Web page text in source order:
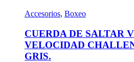
Accesorios, Boxeo
CUERDA DE SALTAR
VELOCIDAD
GRIS.